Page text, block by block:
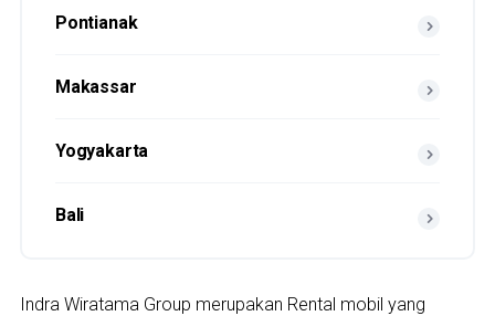
Pontianak
Makassar
Yogyakarta
Bali
Indra Wiratama Group merupakan Rental mobil yang